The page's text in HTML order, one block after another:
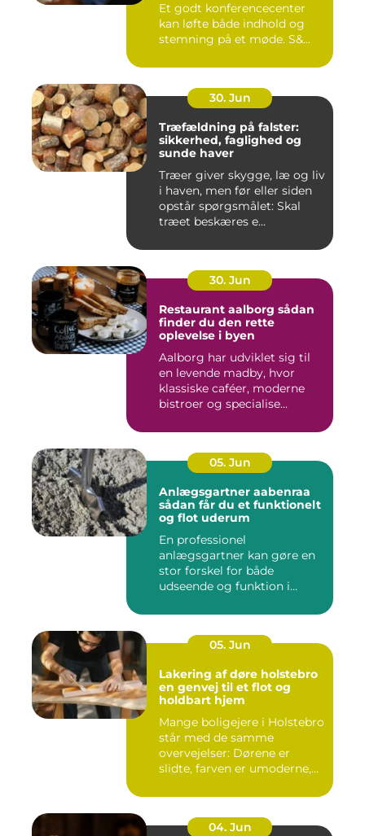
Et godt konferencecenter
kan løfte både indhold og
stemning på et møde. S&...
30. Jun
Træfældning på falster:
sikkerhed, faglighed og
sunde haver
Træer giver skygge, læ og liv
i haven, men før eller siden
opstår spørgsmålet: Skal
træet beskæres e...
30. Jun
Restaurant aalborg sådan
finder du den rette
oplevelse i byen
Aalborg har udviklet sig til
en levende madby, hvor
klassiske caféer, moderne
bistroer og specialise...
05. Jun
Anlægsgartner aabenraa
sådan får du et funktionelt
og flot uderum
En professionel
anlægsgartner kan gøre en
stor forskel for både
udseende og funktion i
05. Jun
Lakering af døre holstebro
en genvej til et flot og
holdbart hjem
Mange boligejere i Holstebro
står med de samme
overvejelser: Dørene er
slidte, farven er umoderne,
04. Jun